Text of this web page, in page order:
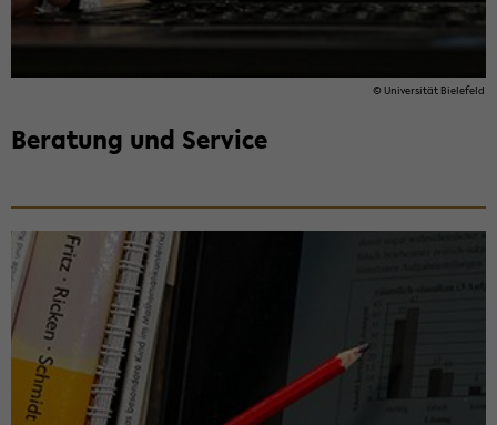
© Uni­ver­si­tät Bie­le­feld
Be­ra­tung und Ser­vice